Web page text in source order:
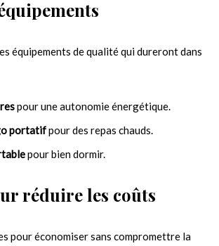
équipements de qualité qui dureront dans
pour une autonomie énergétique.
portatifpour des repas chauds.
pour bien dormir.
réduire les coûts
pour économiser sans compromettre la